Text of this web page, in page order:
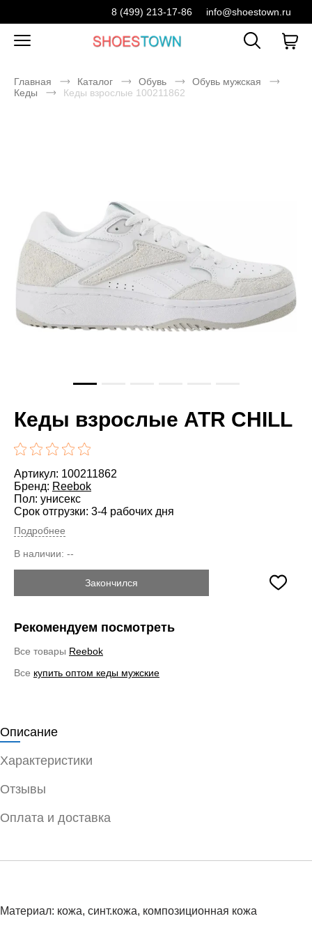
8 (499) 213-17-86 info@shoestown.ru
Главная Каталог Обувь
Обувь мужская
Кеды
Кеды взрослые 100211862
Кеды взрослые ATR CHILL
Артикул: 100211862
Бренд: Reebok
Пол: унисекс
Срок отгрузки: 3-4 рабочих дня
Подробнее
В наличии: --
Закончился
Рекомендуем посмотреть
Все товары Reebok
Все купить оптом кеды мужские
Описание
Характеристики
Отзывы
Оплата и доставка
Материал: кожа, синт.кожа, композиционная кожа